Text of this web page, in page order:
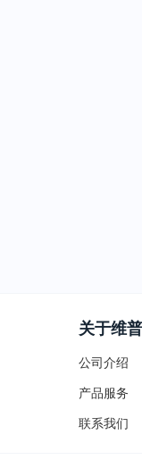
关于维普
公司介绍
产品服务
联系我们